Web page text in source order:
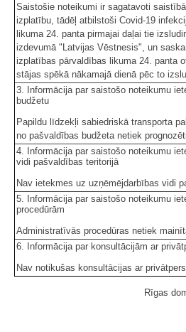
Saistošie noteikumi ir sagatavoti
izplatību, tādēļ atbilstoši Covid-19
likuma 24. panta pirmajai daļai tie
izdevumā "Latvijas Vēstnesis", un
izplatības pārvaldības likuma 24. panta
stājas spēkā nākamajā dienā pēc to
3. Informācija par saistošo noteikumu
budžetu
Papildu līdzekļi sabiedriskā transporta
no pašvaldības budžeta netiek prognozēti.
4. Informācija par saistošo noteikumu
vidi pašvaldības teritorijā
Nav ietekmes uz uzņēmējdarbības vidi
5. Informācija par saistošo noteikumu
procedūrām
Administratīvās procedūras netiek
6. Informācija par konsultācijām ar
Nav notikušas konsultācijas ar
Rīgas